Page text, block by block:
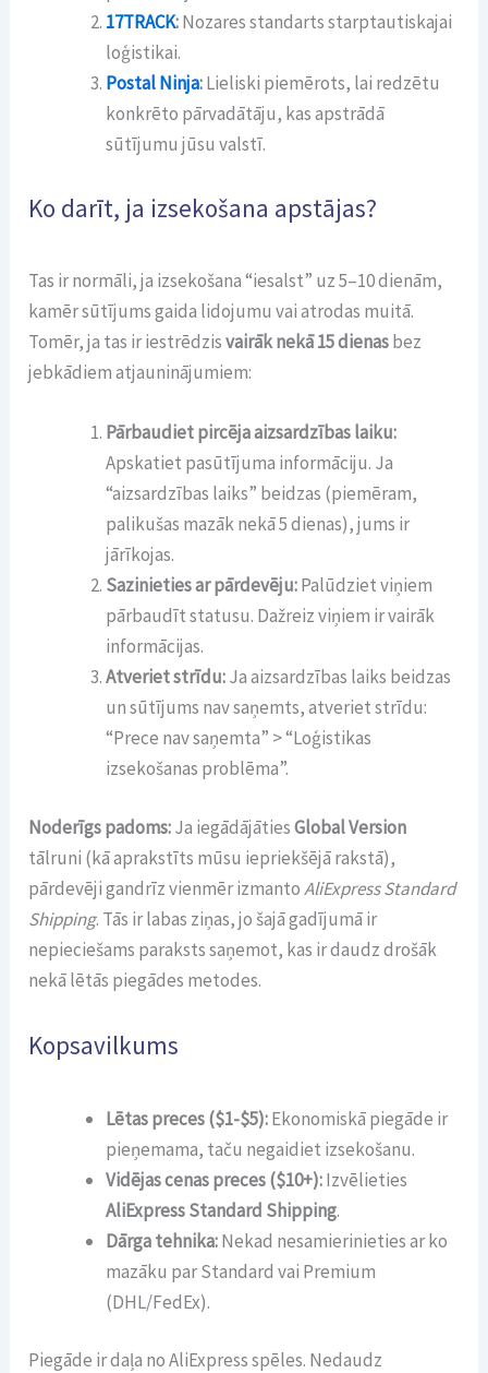
17TRACK:Nozares standarts starptautiskajai
loģistikai.
Postal Ninja:Lieliski piemērots, lai redzētu
konkrēto pārvadātāju, kas apstrādā
sūtījumu jūsu valstī.
Ko darīt, ja izsekošana apstājas?
Tas ir normāli, ja izsekošana “iesalst” uz 5–10 dienām,
kamēr sūtījums gaida lidojumu vai atrodas muitā.
Tomēr, ja tas ir iestrēdzisvairāk nekā 15 dienasbez
jebkādiem atjauninājumiem:
Pārbaudiet pircēja aizsardzības laiku:
Apskatiet pasūtījuma informāciju. Ja
“aizsardzības laiks” beidzas (piemēram,
palikušas mazāk nekā 5 dienas), jums ir
jārīkojas.
Sazinieties ar pārdevēju:Palūdziet viņiem
pārbaudīt statusu. Dažreiz viņiem ir vairāk
informācijas.
Atveriet strīdu:Ja aizsardzības laiks beidzas
un sūtījums nav saņemts, atveriet strīdu:
“Prece nav saņemta” > “Loģistikas
izsekošanas problēma”.
Noderīgs padoms:Ja iegādājātiesGlobal Version
tālruni (kā aprakstīts mūsu iepriekšējā rakstā),
pārdevēji gandrīz vienmēr izmantoAliExpress Standard
Shipping. Tās ir labas ziņas, jo šajā gadījumā ir
nepieciešams paraksts saņemot, kas ir daudz drošāk
nekā lētās piegādes metodes.
Kopsavilkums
Lētas preces ($1-$5):Ekonomiskā piegāde ir
pieņemama, taču negaidiet izsekošanu.
Vidējas cenas preces ($10+):Izvēlieties
AliExpress Standard Shipping.
Dārga tehnika:Nekad nesamierinieties ar ko
mazāku par Standard vai Premium
(DHL/FedEx).
Piegāde ir daļa no AliExpress spēles. Nedaudz